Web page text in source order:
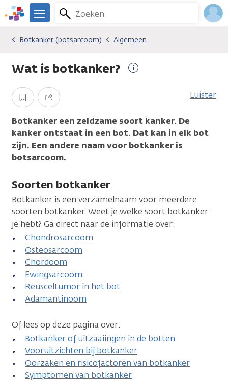
Overslaan
en
gaan
We
er
je.
Zoeken
Menu
Kankersoorten
Botkanker (botsarcoom)
Algemeen
Botkanker (botsarcoom) Algemeen
Wat is botkanker?
Opslaan Delen Luister
Botkanker een zeldzame soort kanker. De
kanker ontstaat in een bot. Dat kan in elk bot
zijn. Een andere naam voor botkanker is
botsarcoom.
Soorten botkanker
Botkanker is een verzamelnaam voor meerdere
soorten botkanker. Weet je welke soort botkanker
je hebt? Ga direct naar de informatie over:
Chondrosarcoom
Osteosarcoom
Chordoom
Ewingsarcoom
Reusceltumor in het bot
Adamantinoom
Of lees op deze pagina over:
Botkanker of uitzaaiingen in de botten
Vooruitzichten bij botkanker
Oorzaken en risicofactoren van botkanker
Symptomen van botkanker